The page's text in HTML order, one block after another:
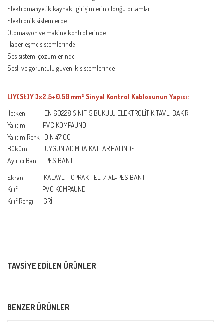
Elektromanyetik kaynaklı girişimlerin olduğu ortamlar
Elektronik sistemlerde
Otomasyon ve makine kontrollerinde
Haberleşme sistemlerinde
Ses sistemi çözümlerinde
Sesli ve görüntülü güvenlik sistemlerinde
LIY(St)Y 3x2.5+0.50 mm² Sinyal Kontrol Kablosunun Yapısı:
İletken EN 60228 SINIF-5 BÜKÜLÜ ELEKTROLİTİK TAVLI BAKIR
Yalıtım PVC KOMPAUND
Yalıtım Renk DIN 47100
Büküm UYGUN ADIMDA KATLAR HALİNDE
Ayırıcı Bant PES BANT
Ekran KALAYLI TOPRAK TELİ / AL-PES BANT
Kılıf PVC KOMPAUND
Kılıf Rengi GRİ
TAVSIYE EDILEN ÜRÜNLER
BENZER ÜRÜNLER